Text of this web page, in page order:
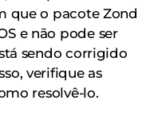
que o pacote Zond
e não pode ser
sendo corrigido
verifique as
resolvê-lo.